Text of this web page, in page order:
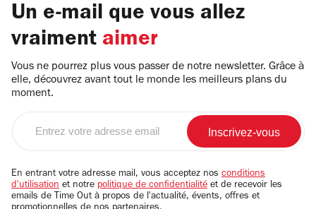
Un e-mail que vous allez
vraiment aimer
Vous ne pourrez plus vous passer de notre newsletter. Grâce à
elle, découvrez avant tout le monde les meilleurs plans du
moment.
email
En entrant votre adresse mail, vous acceptez nos conditions
d'utilisation et notre politique de confidentialité et de recevoir les
emails de Time Out à propos de l'actualité, évents, offres et